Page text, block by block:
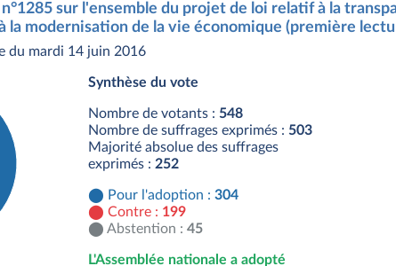
sur l'ensemble du projet de loi relatif à la
la modernisation de la vie économique (première
du mardi 14 juin 2016
Synthèse du vote
Nombre de votants : 548
Nombre de suffrages exprimés : 503
Majorité absolue des suffrages
exprimés : 252
Pour l'adoption : 304
Contre : 199
Abstention : 45
L'Assemblée nationale a adopté